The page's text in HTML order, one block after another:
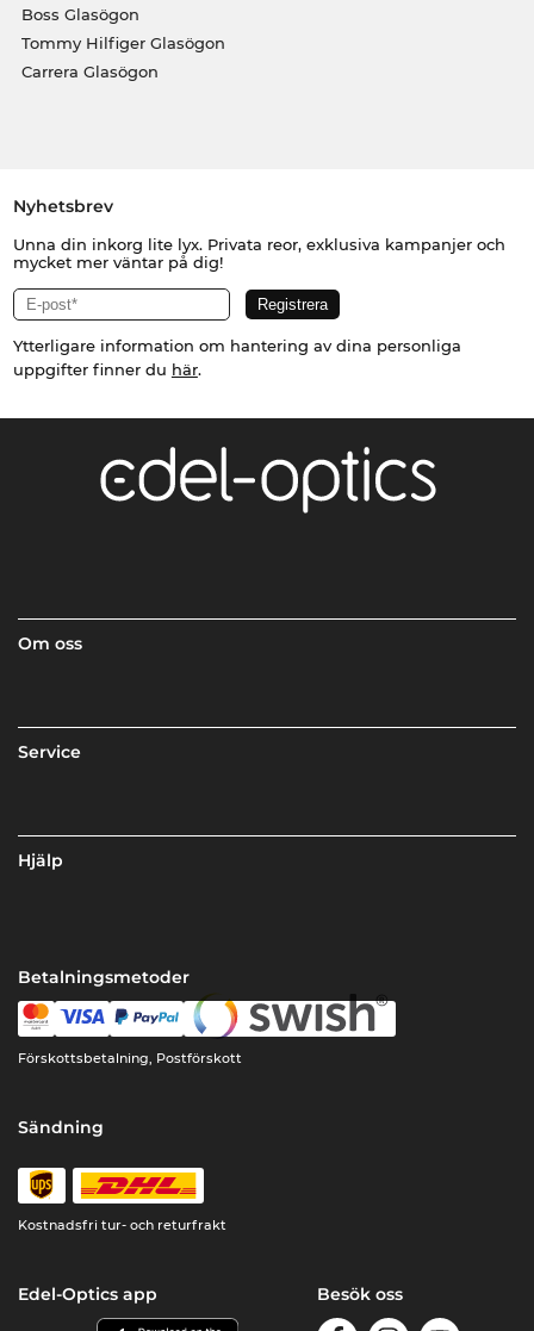
Boss Glasögon
Tommy Hilfiger Glasögon
Carrera Glasögon
Nyhetsbrev
Unna din inkorg lite lyx. Privata reor, exklusiva kampanjer och
mycket mer väntar på dig!
Ytterligare information om hantering av dina personliga
uppgifter finner du här.
Om oss
Service
Hjälp
Betalningsmetoder
Förskottsbetalning, Postförskott
Sändning
Kostnadsfri tur- och returfrakt
Edel-Optics app Besök oss